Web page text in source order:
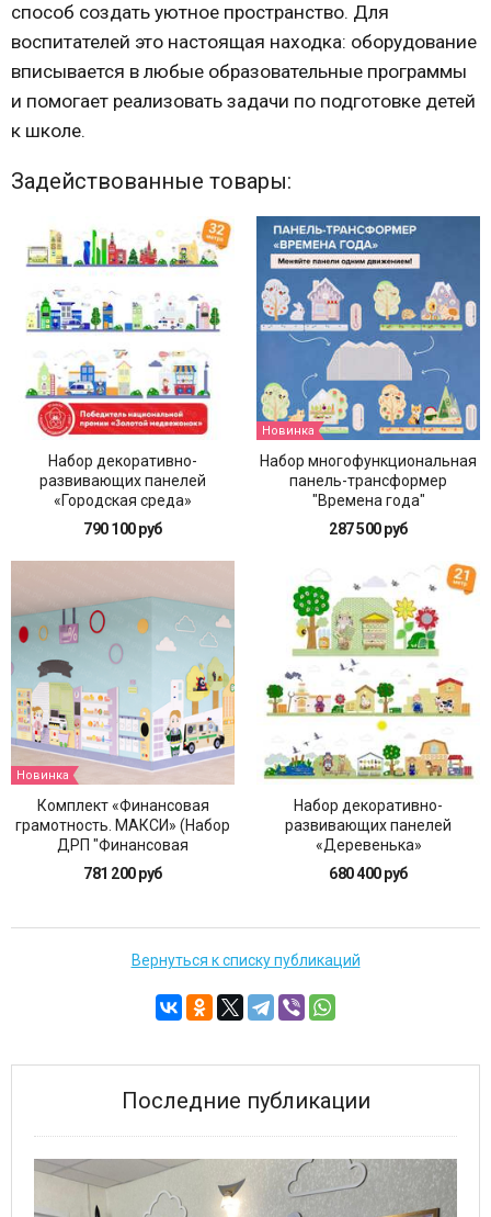
способ создать уютное пространство. Для
воспитателей это настоящая находка: оборудование
вписывается в любые образовательные программы
и помогает реализовать задачи по подготовке детей
к школе.
Задействованные товары:
Набор декоративно-
развивающих панелей
«Городская среда»
790 100 руб
Новинка
Набор многофункциональная
панель-трансформер
"Времена года"
287 500 руб
Новинка
Комплект «Финансовая
грамотность. МАКСИ» (Набор
ДРП "Финансовая
грамотность")
781 200 руб
Набор декоративно-
развивающих панелей
«Деревенька»
680 400 руб
Вернуться к списку публикаций
Последние публикации